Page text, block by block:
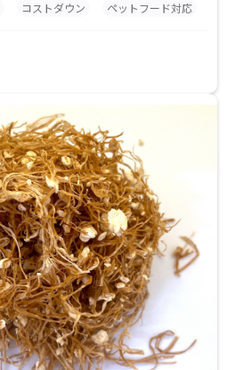
コストダウン ペットフード対応